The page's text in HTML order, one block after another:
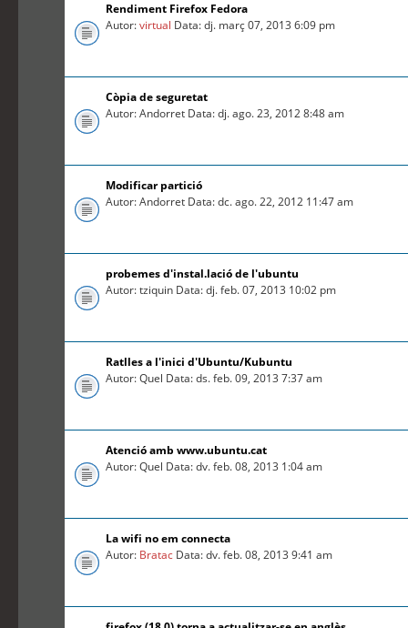
Rendiment Firefox Fedora
Autor:virtual Data: dj. març 07, 2013 6:09 pm
Còpia de seguretat
Autor: Andorret Data: dj. ago. 23, 2012 8:48 am
Modificar partició
Autor: Andorret Data: dc. ago. 22, 2012 11:47 am
probemes d'instal.lació de l'ubuntu
Autor: tziquin Data: dj. feb. 07, 2013 10:02 pm
Ratlles a l'inici d'Ubuntu/Kubuntu
Autor: Quel Data: ds. feb. 09, 2013 7:37 am
Atenció amb www.ubuntu.cat
Autor: Quel Data: dv. feb. 08, 2013 1:04 am
La wifi no em connecta
Autor: Bratac Data: dv. feb. 08, 2013 9:41 am